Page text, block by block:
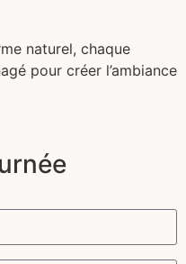
naturel, chaque
pour créer l’ambiance